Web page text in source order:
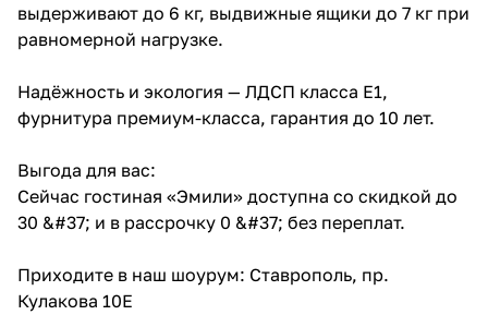
выдерживают до 6 кг, выдвижные ящики до 7 кг при
равномерной нагрузке.
Надёжность и экология — ЛДСП класса Е1,
фурнитура премиум-класса, гарантия до 10 лет.
Выгода для вас:
Сейчас гостиная «Эмили» доступна со скидкой до
30 &#37; и в рассрочку 0 &#37; без переплат.
Приходите в наш шоурум: Ставрополь, пр.
Кулакова 10Е